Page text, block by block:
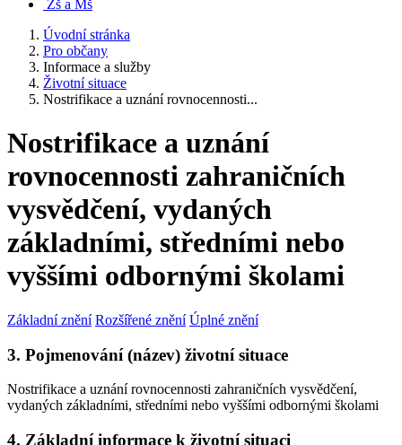
Zš a Mš
Úvodní stránka
Pro občany
Informace a služby
Životní situace
Nostrifikace a uznání rovnocennosti...
Nostrifikace a uznání
rovnocennosti zahraničních
vysvědčení, vydaných
základními, středními nebo
vyššími odbornými školami
Základní znění Rozšířené znění Úplné znění
3. Pojmenování (název) životní situace
Nostrifikace a uznání rovnocennosti zahraničních vysvědčení,
vydaných základními, středními nebo vyššími odbornými školami
4. Základní informace k životní situaci